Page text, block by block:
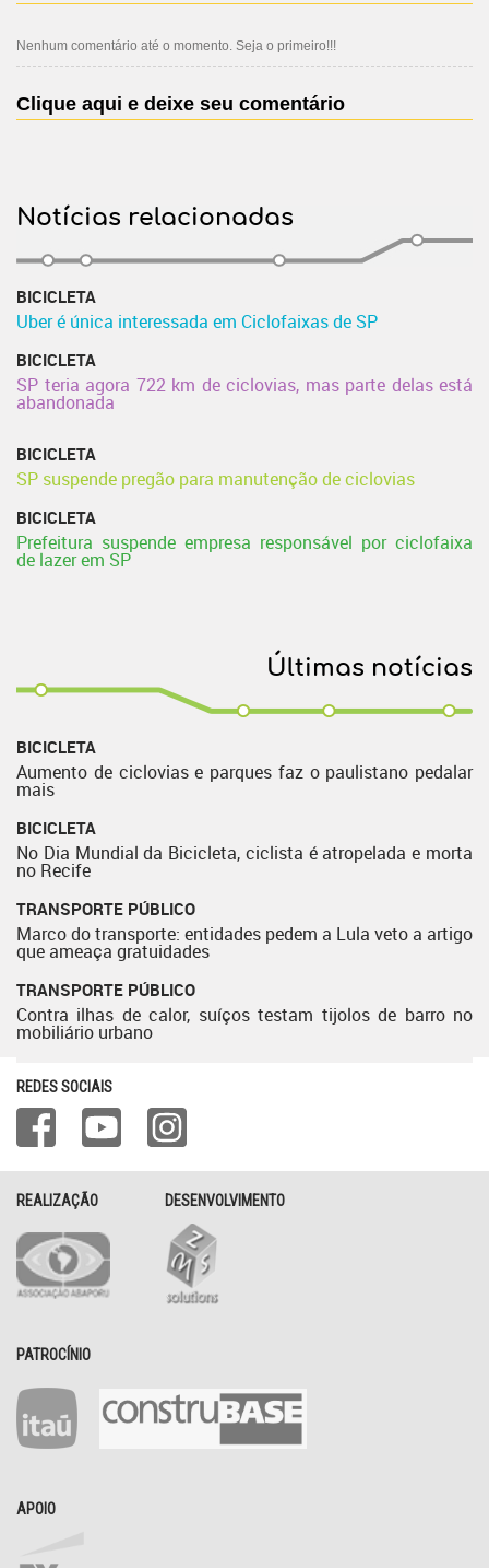
Nenhum comentário até o momento. Seja o primeiro!!!
Clique aqui e deixe seu comentário
Notícias relacionadas
BICICLETA
Uber é única interessada em Ciclofaixas de SP
BICICLETA
SP teria agora 722 km de ciclovias, mas parte delas está
abandonada
BICICLETA
SP suspende pregão para manutenção de ciclovias
BICICLETA
Prefeitura suspende empresa responsável por ciclofaixa
de lazer em SP
Últimas notícias
BICICLETA
Aumento de ciclovias e parques faz o paulistano pedalar
mais
BICICLETA
No Dia Mundial da Bicicleta, ciclista é atropelada e morta
no Recife
TRANSPORTE PÚBLICO
Marco do transporte: entidades pedem a Lula veto a artigo
que ameaça gratuidades
TRANSPORTE PÚBLICO
Contra ilhas de calor, suíços testam tijolos de barro no
mobiliário urbano
REDES SOCIAIS
REALIZAÇÃO DESENVOLVIMENTO
PATROCÍNIO
APOIO